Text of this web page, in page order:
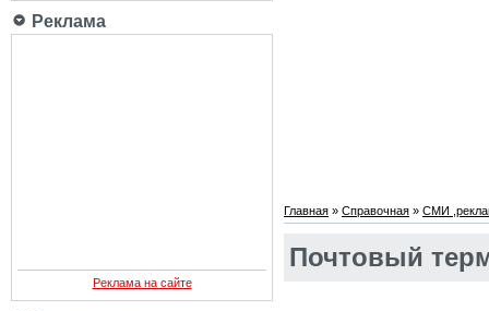
Реклама
Реклама на сайте
Главная » Справочная » СМИ
Почтовый